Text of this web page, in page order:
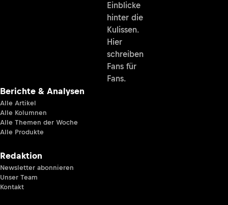
Einblicke
hinter die
Kulissen.
Hier
schreiben
Fans für
Fans.
Berichte & Analysen
Alle Artikel
Alle Kolumnen
Alle Themen der Woche
Alle Produkte
Redaktion
Newsletter abonnieren
Unser Team
Kontakt